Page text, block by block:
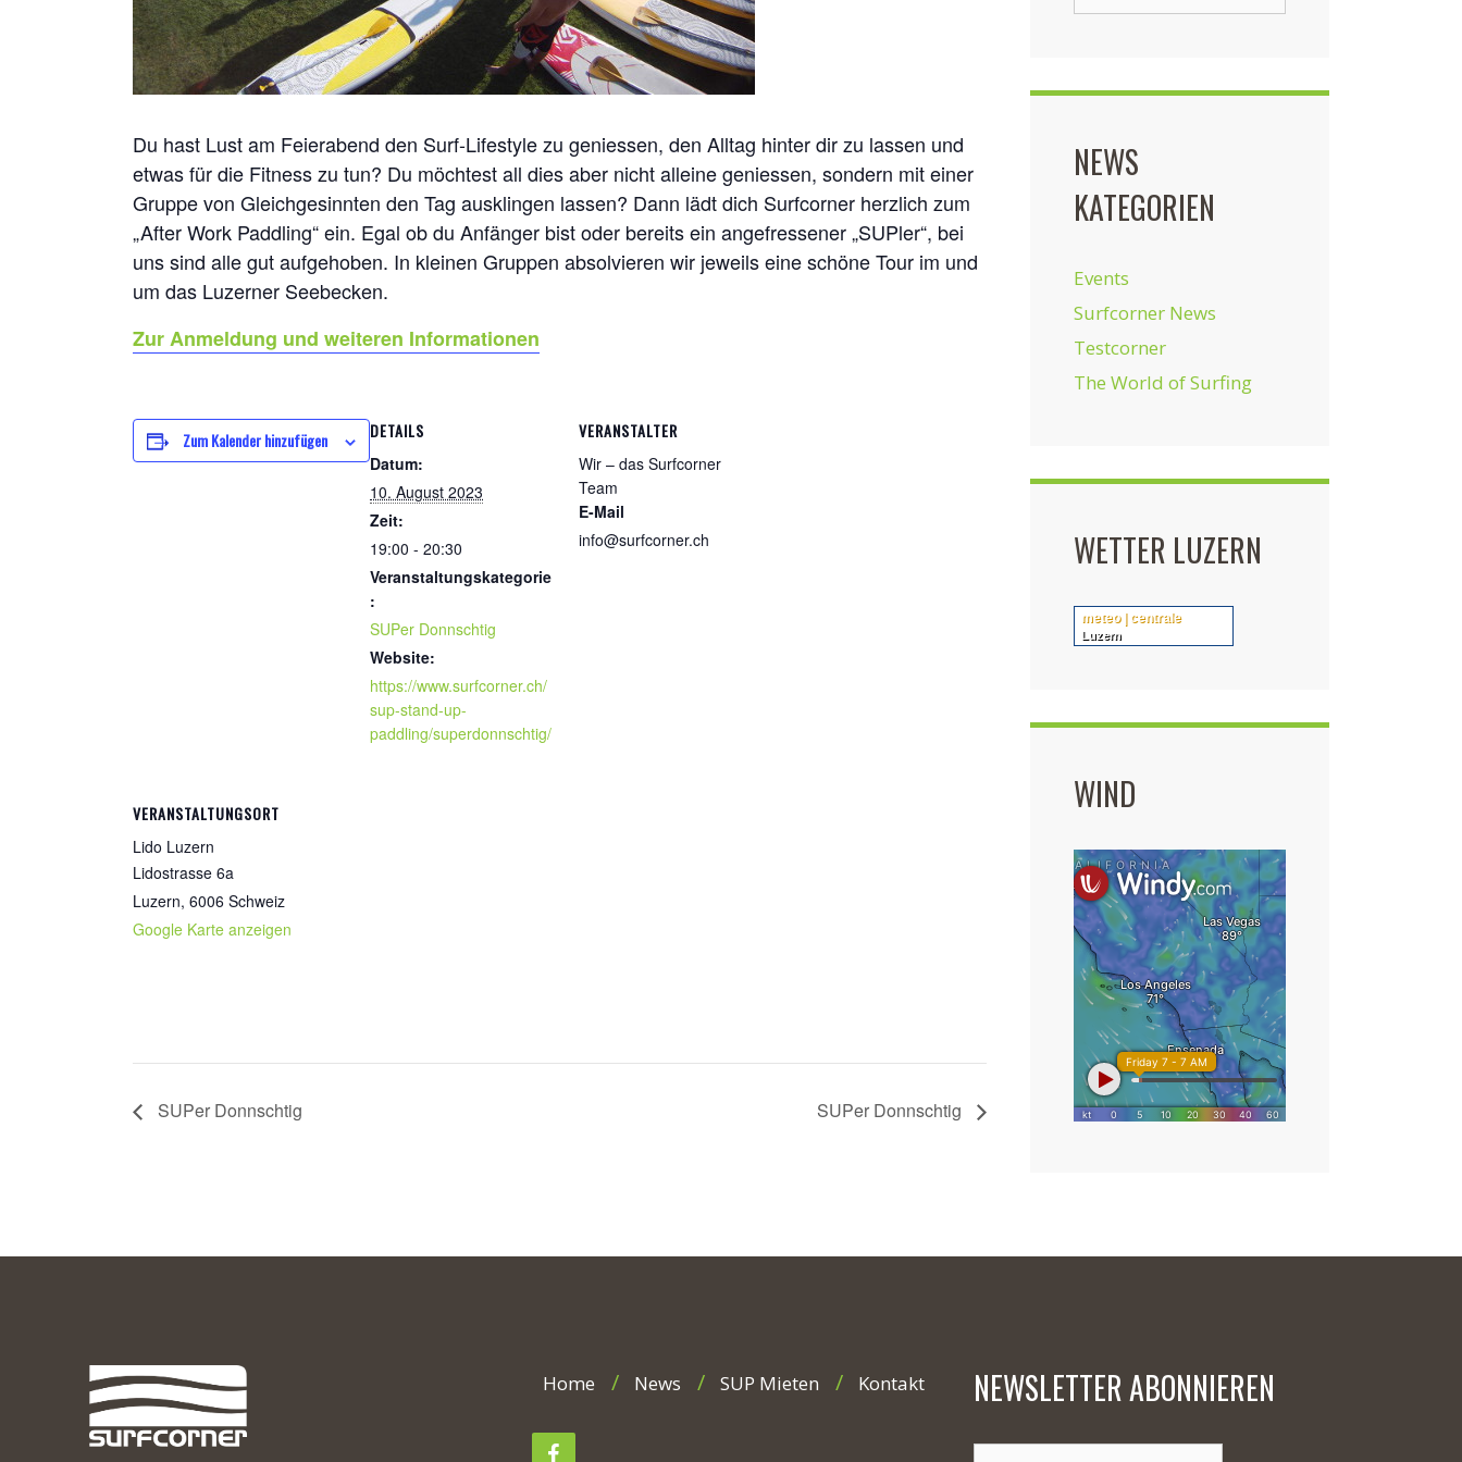
Du hast Lust am Feierabend den Surf-Lifestyle zu geniessen, den Alltag hinter dir zu lassen und
etwas für die Fitness zu tun? Du möchtest all dies aber nicht alleine geniessen, sondern mit einer
Gruppe von Gleichgesinnten den Tag ausklingen lassen? Dann lädt dich Surfcorner herzlich zum
„After Work Paddling“ ein. Egal ob du Anfänger bist oder bereits ein angefressener „SUPler“, bei
uns sind alle gut aufgehoben. In kleinen Gruppen absolvieren wir jeweils eine schöne Tour im und
um das Luzerner Seebecken.
Zur Anmeldung und weiteren Informationen
Zum Kalender hinzufügen DETAILS
Datum:
10. August 2023
Zeit:
19:00 - 20:30
Veranstaltungskategorie
:
SUPer Donnschtig
Website:
https://www.surfcorner.ch/
sup-stand-up-
paddling/superdonnschtig/
VERANSTALTER
Wir – das Surfcorner
Team
E-Mail
info@surfcorner.ch
VERANSTALTUNGSORT
Lido Luzern
Lidostrasse 6a
Luzern, 6006 Schweiz
Google Karte anzeigen
SUPer Donnschtig SUPer Donnschtig
NEWS
KATEGORIEN
Events
Surfcorner News
Testcorner
The World of Surfing
WETTER LUZERN
meteo | centrale
Luzern
WIND
Home News SUP Mieten Kontakt NEWSLETTER ABONNIEREN